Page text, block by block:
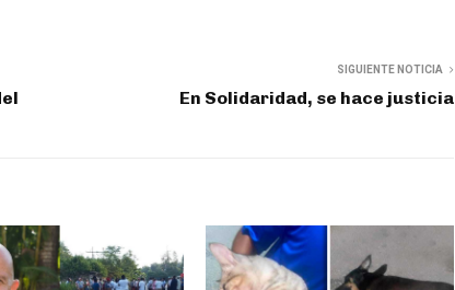
SIGUIENTE NOTICIA
En Solidaridad, se hace justicia